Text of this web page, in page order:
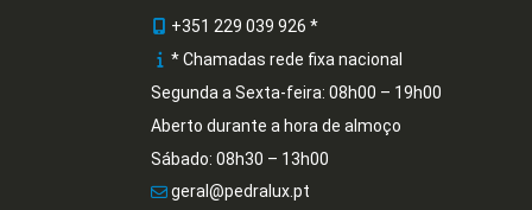
+351 229 039 926 *
* Chamadas rede fixa nacional
Segunda a Sexta-feira: 08h00 – 19h00
Aberto durante a hora de almoço
Sábado: 08h30 – 13h00
geral@pedralux.pt